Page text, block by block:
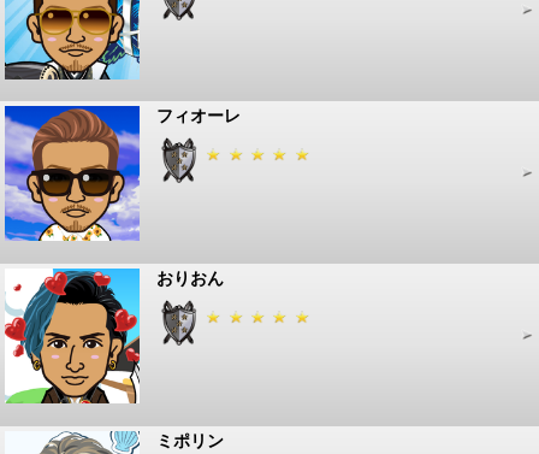
フィオーレ
おりおん
ミポリン